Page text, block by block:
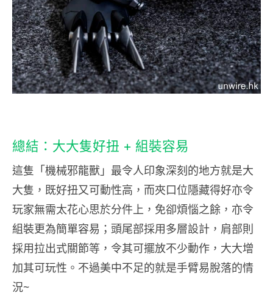
總結：大大隻好扭 + 組裝容易
這隻「機械邪龍獸」最令人印象深刻的地方就是大
大隻，既好扭又可動性高， 而夾口位隱藏得好亦令
玩家無需太花心思於分件上，免卻煩惱之餘，亦令
組裝更為簡單容易；頭尾部採用多層設計，肩部則
採用拉出式關節等，令其可擺放不少動作，大大增
加其可玩性。不過美中不足的就是手臂易脫落的情
況~